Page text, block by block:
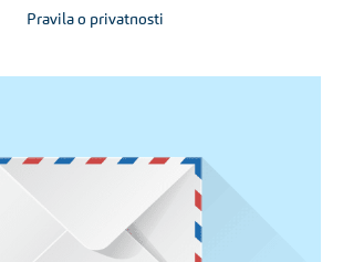
Pravila o privatnosti